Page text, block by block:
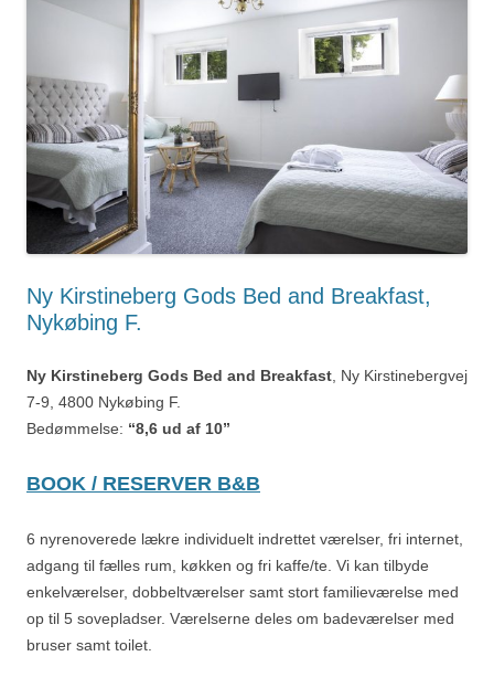
Ny Kirstineberg Gods Bed and Breakfast,
Nykøbing F.
Ny Kirstineberg Gods Bed and Breakfast , Ny Kirstinebergvej
7-9, 4800 Nykøbing F.
Bedømmelse: “8,6 ud af 10”
BOOK / RESERVER B&B
6 nyrenoverede lækre individuelt indrettet værelser, fri internet,
adgang til fælles rum, køkken og fri kaffe/te. Vi kan tilbyde
enkelværelser, dobbeltværelser samt stort familieværelse med
op til 5 sovepladser. Værelserne deles om badeværelser med
bruser samt toilet.